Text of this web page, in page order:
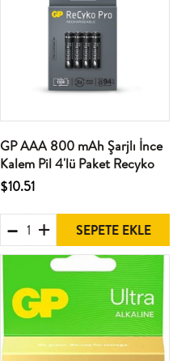
GP AAA 800 mAh Şarjlı İnce
Kalem Pil 4'lü Paket Recyko
$10.51
SEPETE EKLE